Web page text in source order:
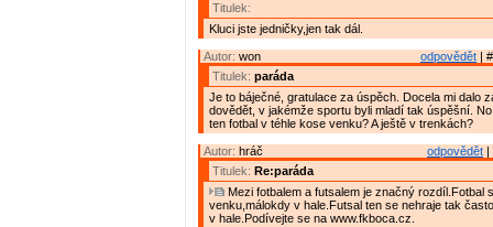
Titulek:
Kluci jste jedničky,jen tak dál.
odpovědět |
Autor: won
Titulek: paráda
Je to báječné, gratulace za úspěch. Docela mi dalo
dovědět, v jakémže sportu byli mladí tak úspěšní.
ten fotbal v téhle kose venku? A ještě v trenkách?
odpovědět |
Autor: hráč
Titulek: Re:paráda
Mezi fotbalem a futsalem je značný rozdíl.Fotbal
venku,málokdy v hale.Futsal ten se nehraje tak
v hale.Podívejte se na www.fkboca.cz.